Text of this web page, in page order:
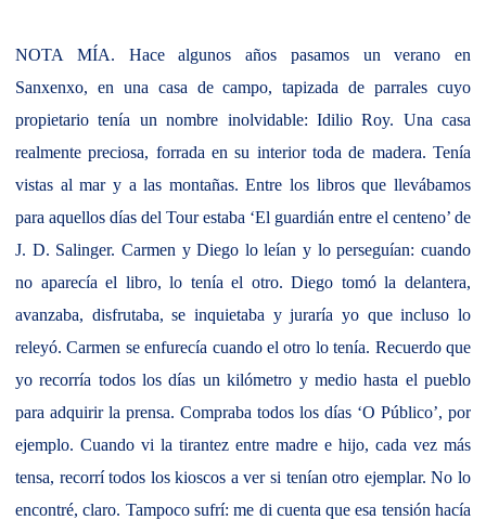
NOTA MÍA. Hace algunos años pasamos un verano en
Sanxenxo, en una casa de campo, tapizada de parrales cuyo
propietario tenía un nombre inolvidable: Idilio Roy. Una casa
realmente preciosa, forrada en su interior toda de madera. Tenía
vistas al mar y a las montañas. Entre los libros que llevábamos
para aquellos días del Tour estaba ‘El guardián entre el centeno’ de
J. D. Salinger. Carmen y Diego lo leían y lo perseguían: cuando
no aparecía el libro, lo tenía el otro. Diego tomó la delantera,
avanzaba, disfrutaba, se inquietaba y juraría yo que incluso lo
releyó. Carmen se enfurecía cuando el otro lo tenía. Recuerdo que
yo recorría todos los días un kilómetro y medio hasta el pueblo
para adquirir la prensa. Compraba todos los días ‘O Público’, por
ejemplo. Cuando vi la tirantez entre madre e hijo, cada vez más
tensa, recorrí todos los kioscos a ver si tenían otro ejemplar. No lo
encontré, claro. Tampoco sufrí: me di cuenta que esa tensión hacía